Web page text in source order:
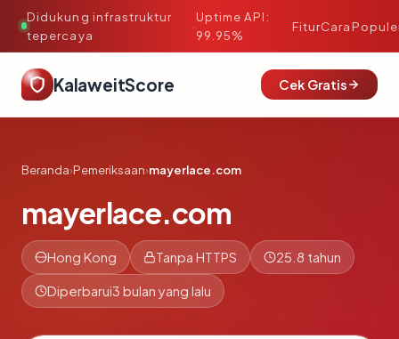
Didukung infrastruktur
tepercaya
·
Uptime API:
99.95%
FiturCara
KalaweitScore Cek Gratis
Beranda›Pemeriksaan›mayerlace.com
mayerlace.com
Hong Kong Tanpa HTTPS 25.8 tahun
Diperbarui3 bulan yang lalu